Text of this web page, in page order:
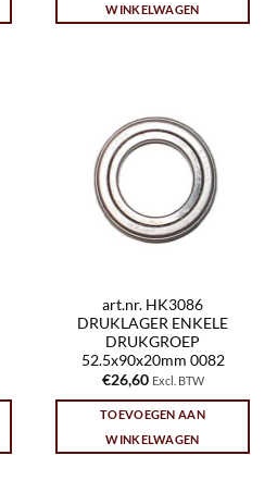
WINKELWAGEN
art.nr. HK3086
DRUKLAGER ENKELE
DRUKGROEP
52.5x90x20mm 0082
€26,60 Excl. BTW
TOEVOEGEN AAN
WINKELWAGEN